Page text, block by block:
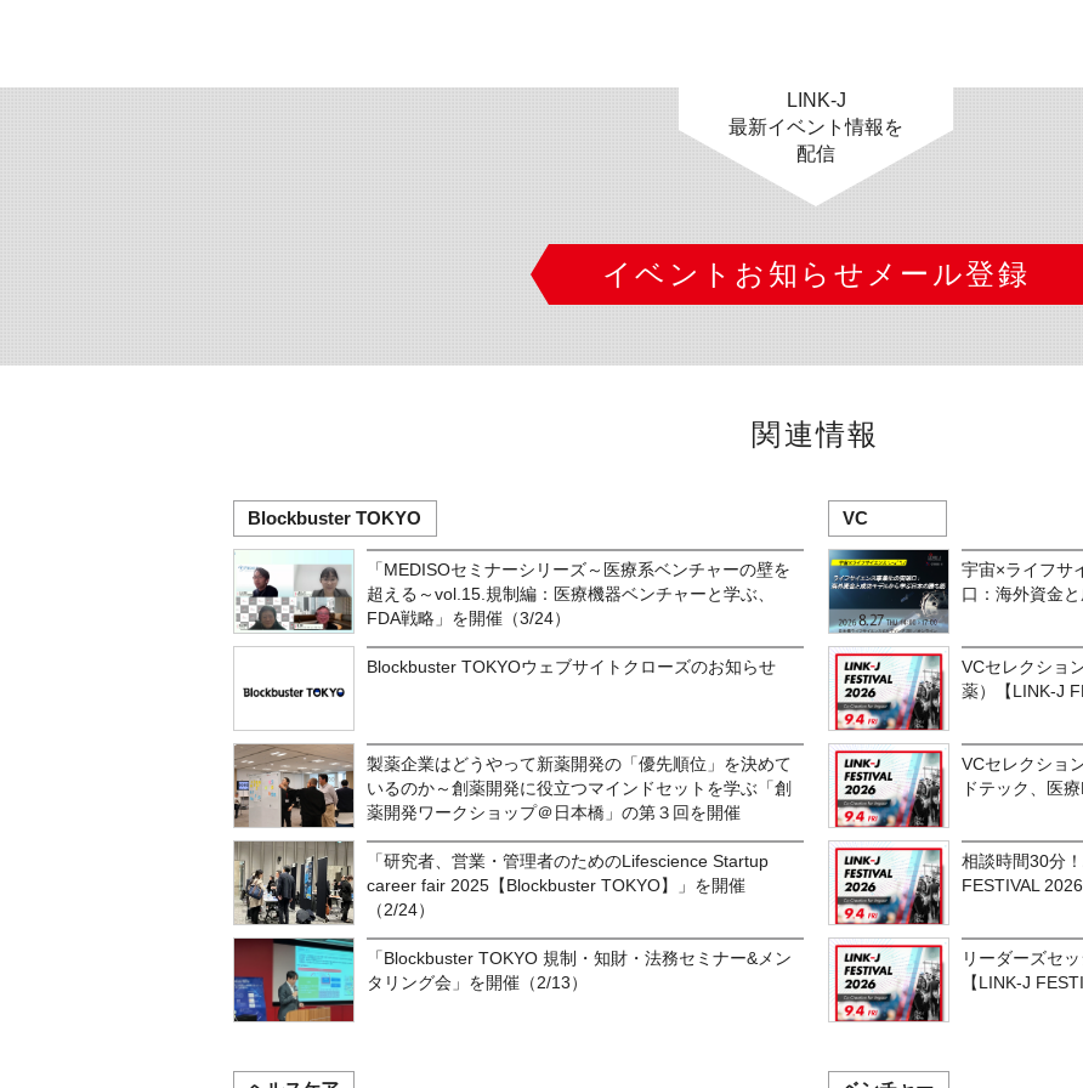
LINK-J
最新イベント情報を
配信
イベントお知らせメール登録
関連情報
Blockbuster TOKYO
「MEDISOセミナーシリーズ～医療系ベンチャーの壁を
超える～vol.15.規制編：医療機器ベンチャーと学ぶ、
FDA戦略」を開催（3/24）
Blockbuster TOKYOウェブサイトクローズのお知らせ
製薬企業はどうやって新薬開発の「優先順位」を決めて
いるのか～創薬開発に役立つマインドセットを学ぶ「創
薬開発ワークショップ＠日本橋」の第３回を開催
「研究者、営業・管理者のためのLifescience Startup
career fair 2025【Blockbuster TOKYO】」を開催
（2/24）
「Blockbuster TOKYO 規制・知財・法務セミナー&メン
タリング会」を開催（2/13）
VC
宇宙×ライフサ
口：海外資金
VCセレクショ
薬）【LINK-J
VCセレクショ
ドテック、医
相談時間30分
FESTIVAL 2026
リーダーズセ
【LINK-J